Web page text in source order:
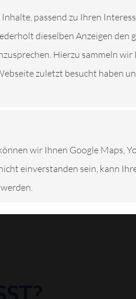
Fachwerkstatt ist unumgänglich.
infolge eines nicht voll
sofort wahr. Daher ist
Die volle
Werkstattausrüstung
passend zu Ihren
dieselben Anzeigen den
Hierzu sammeln
zuletzt besucht haben
wir Ihnen Google Maps,
einverstanden sein, kann